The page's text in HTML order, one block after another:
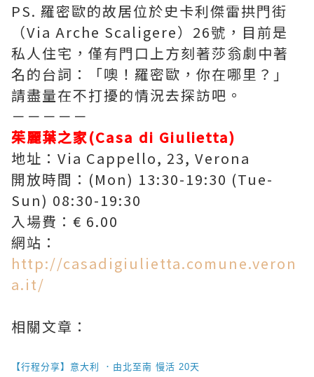
PS. 羅密歐的故居位於史卡利傑雷拱門街
（Via Arche Scaligere）26號，目前是
私人住宅，僅有門口上方刻著莎翁劇中著
名的台詞：「噢！羅密歐，你在哪里？」
請盡量在不打擾的情況去探訪吧。
－－－－－
茱麗葉之家(Casa di Giulietta)
地址：Via Cappello, 23, Verona
開放時間：(Mon) 13:30-19:30 (Tue-
Sun) 08:30-19:30
入場費：€ 6.00
網站：
http://casadigiulietta.comune.veron
a.it/
相關文章：
【行程分享】意大利 ．由北至南 慢活 20天